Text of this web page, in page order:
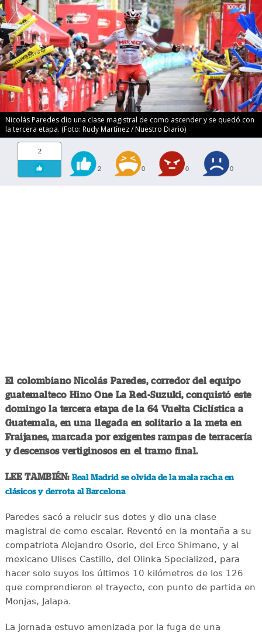
Nicolás Paredes dio una clase magistral de como ascender y se quedó con
la tercera etapa. (Foto: Rudy Martínez / Nuestro Diario)
2
2 0 0 0
El colombiano Nicolás Paredes, corredor del equipo
guatemalteco Hino One La Red-Suzuki, conquistó este
domingo la tercera etapa de la 64 Vuelta Ciclística a
Guatemala, en una llegada en solitario a la meta en
Fraijanes, marcada por exigentes rampas de terracería
y descensos vertiginosos en el tramo final.
LEE TAMBIÉN:Real Madrid se olvida de la mala racha en
clásicos y derrota al Barcelona
Paredes sacó a relucir sus dotes y dio una clase
magistral de como escalar. Reventó en la montaña a su
compatriota Alejandro Osorio, del Erco Shimano, y al
mexicano Ulises Castillo, del Olinka Specialized, para
hacer solo suyos los últimos 10 kilómetros de los 126
que comprendieron el trayecto, con punto de partida en
Monjas, Jalapa.
La jornada estuvo amenizada por la fuga de una